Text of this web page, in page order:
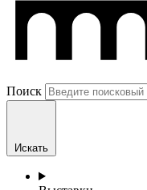
Поиск
Искать